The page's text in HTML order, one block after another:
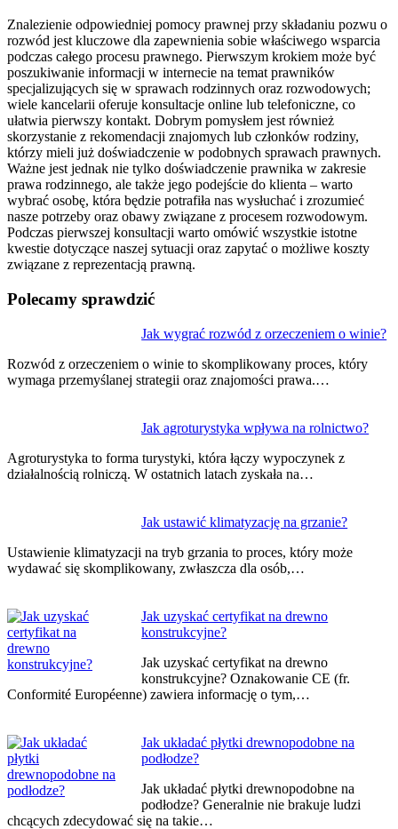
Znalezienie odpowiedniej pomocy prawnej przy składaniu pozwu o
rozwód jest kluczowe dla zapewnienia sobie właściwego wsparcia
podczas całego procesu prawnego. Pierwszym krokiem może być
poszukiwanie informacji w internecie na temat prawników
specjalizujących się w sprawach rodzinnych oraz rozwodowych;
wiele kancelarii oferuje konsultacje online lub telefoniczne, co
ułatwia pierwszy kontakt. Dobrym pomysłem jest również
skorzystanie z rekomendacji znajomych lub członków rodziny,
którzy mieli już doświadczenie w podobnych sprawach prawnych.
Ważne jest jednak nie tylko doświadczenie prawnika w zakresie
prawa rodzinnego, ale także jego podejście do klienta – warto
wybrać osobę, która będzie potrafiła nas wysłuchać i zrozumieć
nasze potrzeby oraz obawy związane z procesem rozwodowym.
Podczas pierwszej konsultacji warto omówić wszystkie istotne
kwestie dotyczące naszej sytuacji oraz zapytać o możliwe koszty
związane z reprezentacją prawną.
Polecamy sprawdzić
Jak wygrać rozwód z orzeczeniem o winie?
Rozwód z orzeczeniem o winie to skomplikowany proces, który
wymaga przemyślanej strategii oraz znajomości prawa.…
Jak agroturystyka wpływa na rolnictwo?
Agroturystyka to forma turystyki, która łączy wypoczynek z
działalnością rolniczą. W ostatnich latach zyskała na…
Jak ustawić klimatyzację na grzanie?
Ustawienie klimatyzacji na tryb grzania to proces, który może
wydawać się skomplikowany, zwłaszcza dla osób,…
Jak uzyskać certyfikat na drewno
konstrukcyjne?
Jak uzyskać certyfikat na drewno
konstrukcyjne? Oznakowanie CE (fr.
Conformité Européenne) zawiera informację o tym,…
Jak układać płytki drewnopodobne na
podłodze?
Jak układać płytki drewnopodobne na
podłodze? Generalnie nie brakuje ludzi
chcących zdecydować się na takie…
wpisu